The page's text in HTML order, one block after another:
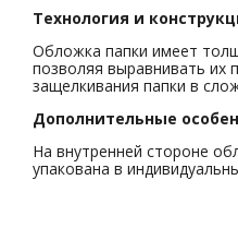
Технология и
Обложка папки имеет
позволяя выравнивать их
защелкивания папки в
Дополнительные
На внутренней стороне
упакована в